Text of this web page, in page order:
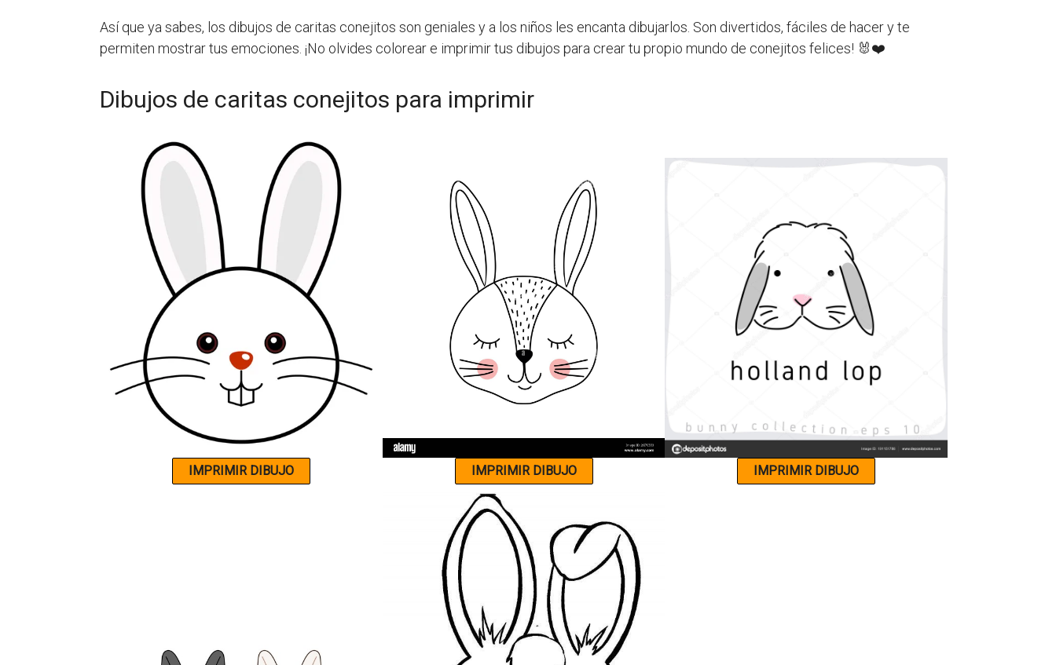
Así que ya sabes, los dibujos de caritas conejitos son geniales y a los niños les encanta dibujarlos. Son divertidos, fáciles de hacer y te
permiten mostrar tus emociones. ¡No olvides colorear e imprimir tus dibujos para crear tu propio mundo de conejitos felices! 🐰❤️
Dibujos de caritas conejitos para imprimir